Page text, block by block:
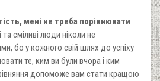
мені не треба порівнювати
та сміливі люди ніколи не
бо у кожного свій шлях до успіху
те, ким ви були вчора і ким
допоможе вам стати кращою